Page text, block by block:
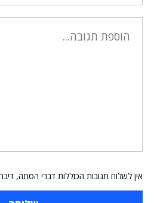
אין לשלוח תגובות הכוללות דברי הסתה,